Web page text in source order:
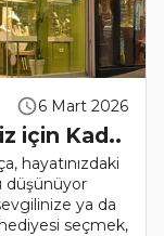
6 Mart 2026
için Kad..
hayatınızdaki
düşünüyor
ya da
seçmek,